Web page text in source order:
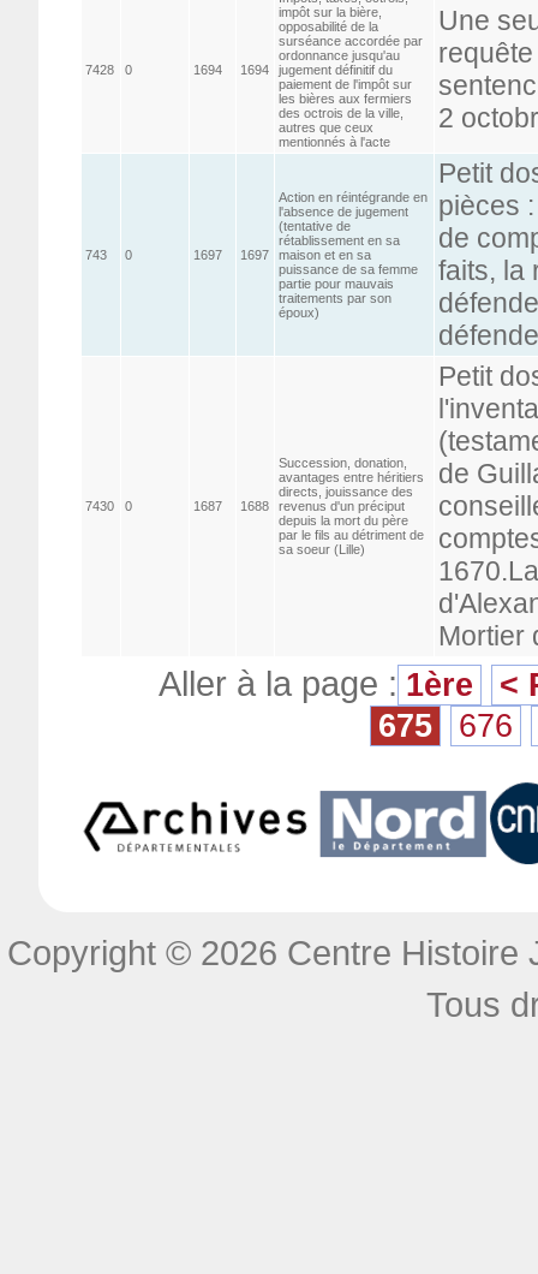
7428 0 1694 1694
impôt sur la bière,
opposabilité de la
surséance accordée par
ordonnance jusqu'au
jugement définitif du
paiement de l'impôt sur
les bières aux fermiers
des octrois de la ville,
autres que ceux
mentionnés à l'acte
Une
2
743 0 1697 1697
Action en réintégrande en
l'absence de jugement
(tentative de
rétablissement en sa
maison et en sa
puissance de sa femme
partie pour mauvais
traitements par son
époux)
Petit
pièces
de
faits, la
7430 0 1687 1688
Succession, donation,
avantages entre héritiers
directs, jouissance des
revenus d'un préciput
depuis la mort du père
par le fils au détriment de
sa soeur (Lille)
Petit
de
Mortier
Aller à la page : 1ère
<
675
676
Copyright © 2026 Centre Histoire
Tous